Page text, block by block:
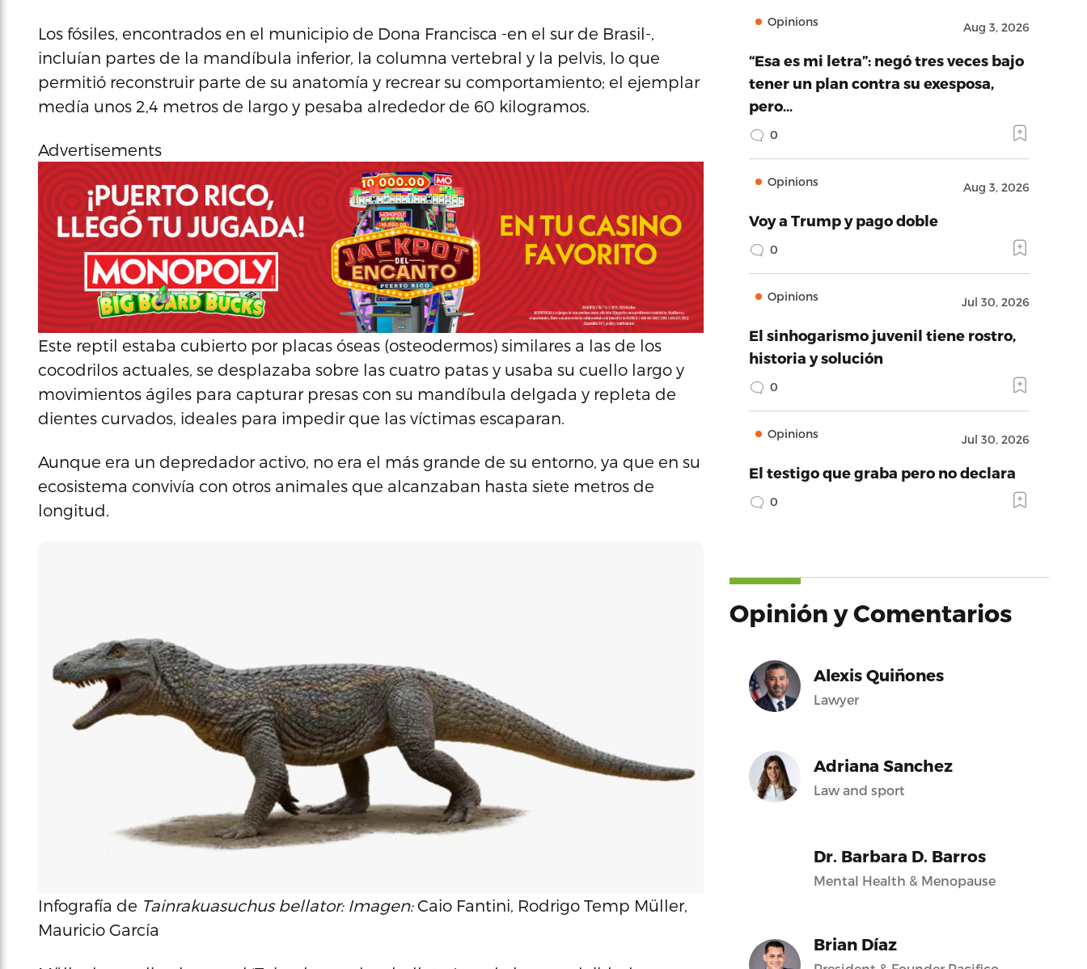
Los fósiles, encontrados en el municipio de Dona Francisca -en el sur de Brasil-,
incluían partes de la mandíbula inferior, la columna vertebral y la pelvis, lo que
permitió reconstruir parte de su anatomía y recrear su comportamiento; el ejemplar
medía unos 2,4 metros de largo y pesaba alrededor de 60 kilogramos.
Advertisements
Este reptil estaba cubierto por placas óseas (osteodermos) similares a las de los
cocodrilos actuales, se desplazaba sobre las cuatro patas y usaba su cuello largo y
movimientos ágiles para capturar presas con su mandíbula delgada y repleta de
dientes curvados, ideales para impedir que las víctimas escaparan.
Aunque era un depredador activo, no era el más grande de su entorno, ya que en su
ecosistema convivía con otros animales que alcanzaban hasta siete metros de
longitud.
Infografía de Tainrakuasuchus bellator: Imagen:Caio Fantini, Rodrigo Temp Müller,
Mauricio García
Opinions Aug 3, 2026
“Esa es mi letra”: negó tres veces bajo
tener un plan contra su exesposa,
pero…
0
Opinions Aug 3, 2026
Voy a Trump y pago doble
0
Opinions Jul 30, 2026
El sinhogarismo juvenil tiene rostro,
historia y solución
0
Opinions Jul 30, 2026
El testigo que graba pero no declara
0
Opinión y Comentarios
Alexis Quiñones
Lawyer
Adriana Sanchez
Law and sport
Dr. Barbara D. Barros
Mental Health & Menopause
Brian Díaz